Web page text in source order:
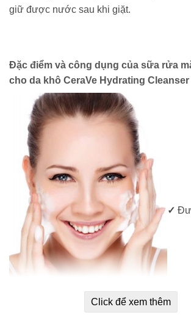
giữ được nước sau khi giặt.
Đặc điểm và công dụng của sữa rửa
cho da khô CeraVe Hydrating Cleanser
✓
Click để xem thêm